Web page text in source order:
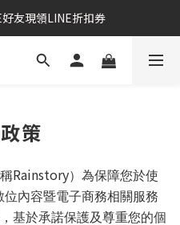
入會員即贈送購物金50元
友現領LINE折扣券
入會員即贈送購物金50元
策
Rainstory）為保障您於使
位內容暨電子商務相關服務
基於承諾保護及尊重您的個